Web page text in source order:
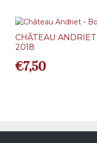
CHÂTEAU
2018
€7,50